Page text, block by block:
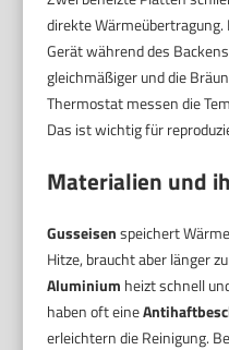
direkte Wärmeübertragung.
Gerät während des
gleichmäßiger und die
Thermostat messen die
Das ist wichtig für
Materialien und
Gusseisenspeichert
Hitze, braucht aber länger
Aluminium heizt schnell
haben oft eine
erleichtern die Reinigung.